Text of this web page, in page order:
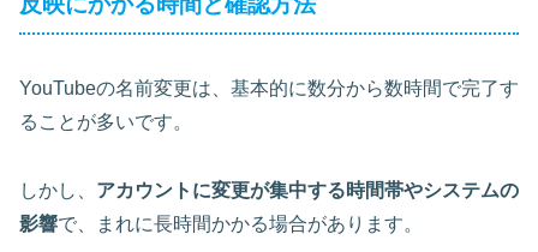
YouTubeの名前変更は、基本的に数分から数時間で完了す
ることが多いです。
しかし、 アカウントに変更が集中する時間帯やシステムの
影響で、まれに長時間かかる場合があります。